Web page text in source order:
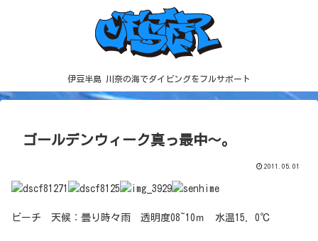
伊豆半島 川奈の海でダイビングをフルサポート
ゴールデンウィーク真っ最中～。
2011.05.01
ビーチ 天候：曇り時々雨 透明度08~10ｍ 水温15．0℃